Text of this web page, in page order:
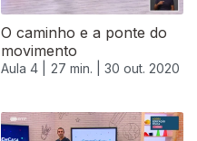
O caminho e a ponte do
movimento
Aula 4 | 27 min. | 30 out. 2020